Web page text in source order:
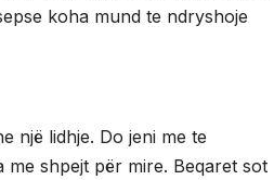
koha mund te ndryshoje
një lidhje. Do jeni me te
me shpejt për mire. Beqaret sot